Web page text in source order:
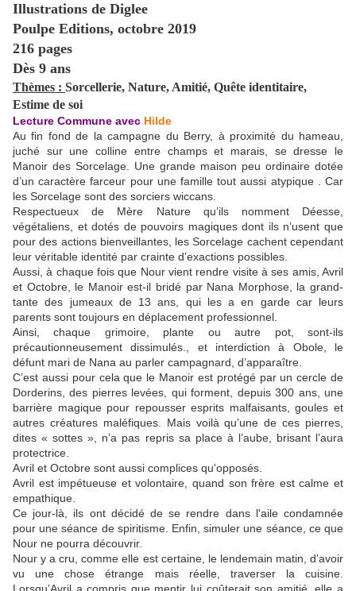
Illustrations de Diglee
Poulpe Editions, octobre 2019
216 pages
Dès 9 ans
Thèmes : Sorcellerie, Nature, Amitié, Quête identitaire,
Estime de soi
Lecture Commune avec Hilde
Au fin fond de la campagne du Berry, à proximité du hameau,
juché sur une colline entre champs et marais, se dresse le
Manoir des Sorcelage. Une grande maison peu ordinaire dotée
d’un caractère farceur pour une famille tout aussi atypique . Car
les Sorcelage sont des sorciers wiccans.
Respectueux de Mère Nature qu’ils nomment Déesse,
végétaliens, et dotés de pouvoirs magiques dont ils n’usent que
pour des actions bienveillantes, les Sorcelage cachent cependant
leur véritable identité par crainte d’exactions possibles.
Aussi, à chaque fois que Nour vient rendre visite à ses amis, Avril
et Octobre, le Manoir est-il bridé par Nana Morphose, la grand-
tante des jumeaux de 13 ans, qui les a en garde car leurs
parents sont toujours en déplacement professionnel.
Ainsi, chaque grimoire, plante ou autre pot, sont-ils
précautionneusement dissimulés., et interdiction à Obole, le
défunt mari de Nana au parler campagnard, d’apparaître.
C’est aussi pour cela que le Manoir est protégé par un cercle de
Dorderins, des pierres levées, qui forment, depuis 300 ans, une
barrière magique pour repousser esprits malfaisants, goules et
autres créatures maléfiques. Mais voilà qu’une de ces pierres,
dites « sottes », n’a pas repris sa place à l’aube, brisant l’aura
protectrice.
Avril et Octobre sont aussi complices qu'opposés.
Avril est impétueuse et volontaire, quand son frère est calme et
empathique.
Ce jour-là, ils ont décidé de se rendre dans l'aile condamnée
pour une séance de spiritisme. Enfin, simuler une séance, ce que
Nour ne pourra découvrir.
Nour y a cru, comme elle est certaine, le lendemain matin, d’avoir
vu une chose étrange mais réelle, traverser la cuisine.